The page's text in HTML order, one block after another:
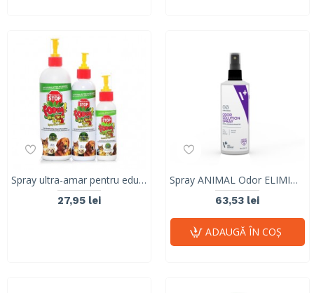
Spray ultra-amar pentru educare, FOEY, 118 ml
27,95 lei
Spray ANIMAL Odor ELIMINATOR, VetExpert, 250ml
63,53 lei
ADAUGĂ ÎN COŞ